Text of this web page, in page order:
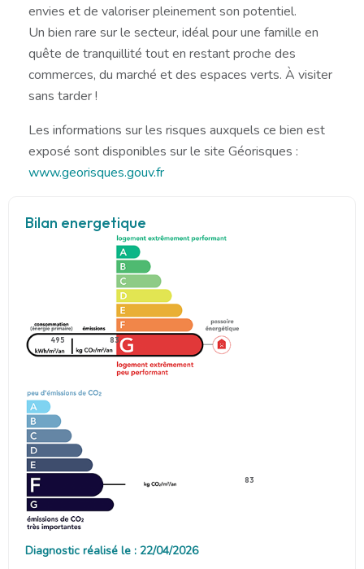
envies et de valoriser pleinement son potentiel.
Un bien rare sur le secteur, idéal pour une famille en
quête de tranquillité tout en restant proche des
commerces, du marché et des espaces verts. À visiter
sans tarder !
Les informations sur les risques auxquels ce bien est
exposé sont disponibles sur le site Géorisques :
www.georisques.gouv.fr
Bilan energetique
495 83
83
Diagnostic réalisé le : 22/04/2026